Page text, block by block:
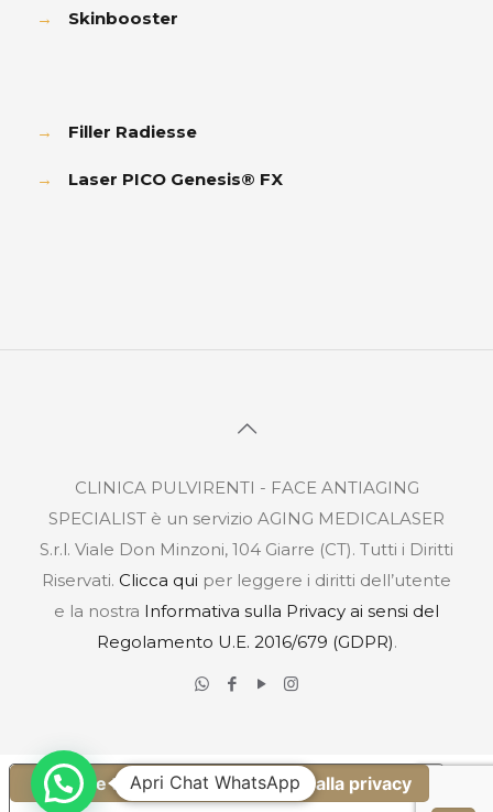
→ Skinbooster
→ Filler Radiesse
→ Laser PICO Genesis® FX
CLINICA PULVIRENTI - FACE ANTIAGING
SPECIALIST è un servizio AGING MEDICALASER
S.r.l. Viale Don Minzoni, 104 Giarre (CT). Tutti i Diritti
Riservati. Clicca qui per leggere i diritti dell’utente
e la nostra Informativa sulla Privacy ai sensi del
Regolamento U.E. 2016/679 (GDPR).
Apri Chat WhatsApp
Le tue preferenze relative alla privacy